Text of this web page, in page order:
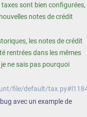
sont bien configurées,
notes de crédit
les notes de crédit
rentrées dans les mêmes
ne sais pas pourquoi
file/default/
avec un example de